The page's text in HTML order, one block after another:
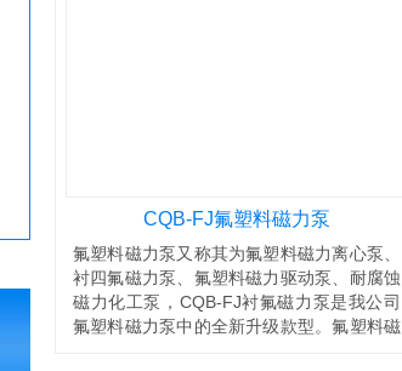
CQB-FJ氟塑料磁力泵
氟塑料磁力泵又称其为氟塑料磁力离心泵、
衬四氟磁力泵、氟塑料磁力驱动泵、耐腐蚀
磁力化工泵，CQB-FJ衬氟磁力泵是我公司
氟塑料磁力泵中的全新升级款型。氟塑料磁